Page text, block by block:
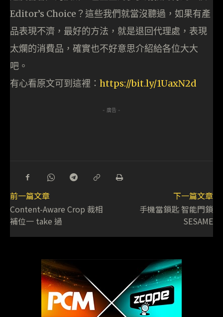
Editor’s Choice？這些我們就當沒聽過，如果有產
品表現不濟，最好的方法，就是退回代理處，表現
太爛的消費品，確實也不好意思介紹給各位大大
吧。
有心看原文可到這裡： https://bit.ly/1UaxN2d
- 廣告 -
前一篇文章
Content-Aware Crop 裁相
補位一 take 過
下一篇文章
手機當鎖匙 智能門鎖
SESAME